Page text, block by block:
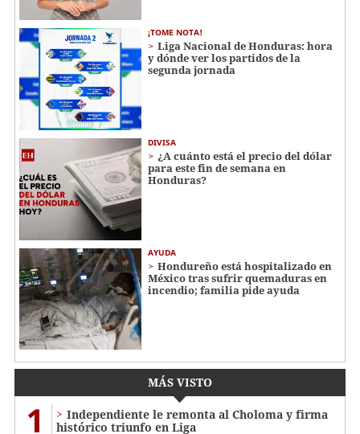
¡TOME NOTA!
Liga Nacional de Honduras: hora
y dónde ver los partidos de la
segunda jornada
DIVISA
¿A cuánto está el precio del dólar
para este fin de semana en
Honduras?
AYUDA
Hondureño está hospitalizado en
México tras sufrir quemaduras en
incendio; familia pide ayuda
MÁS VISTO
1
Independiente le remonta al Choloma y firma
histórico triunfo en Liga